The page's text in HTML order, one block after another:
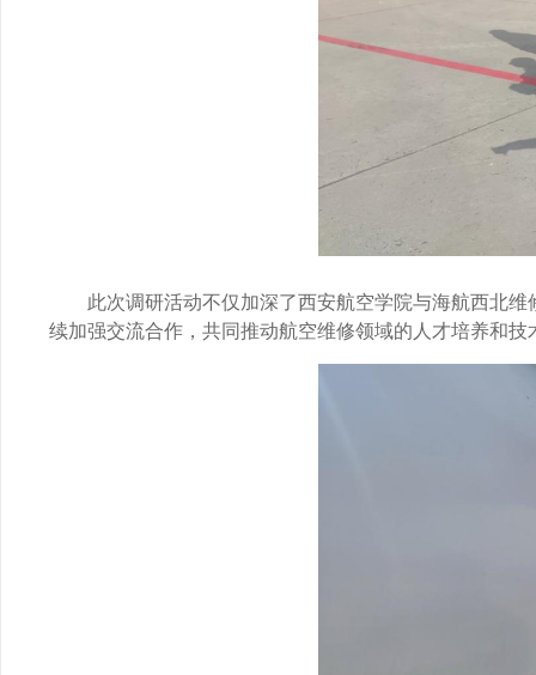
此次调研活动不仅加深了西安航空学院与海航西北
续加强交流合作，共同推动航空维修领域的人才培养和